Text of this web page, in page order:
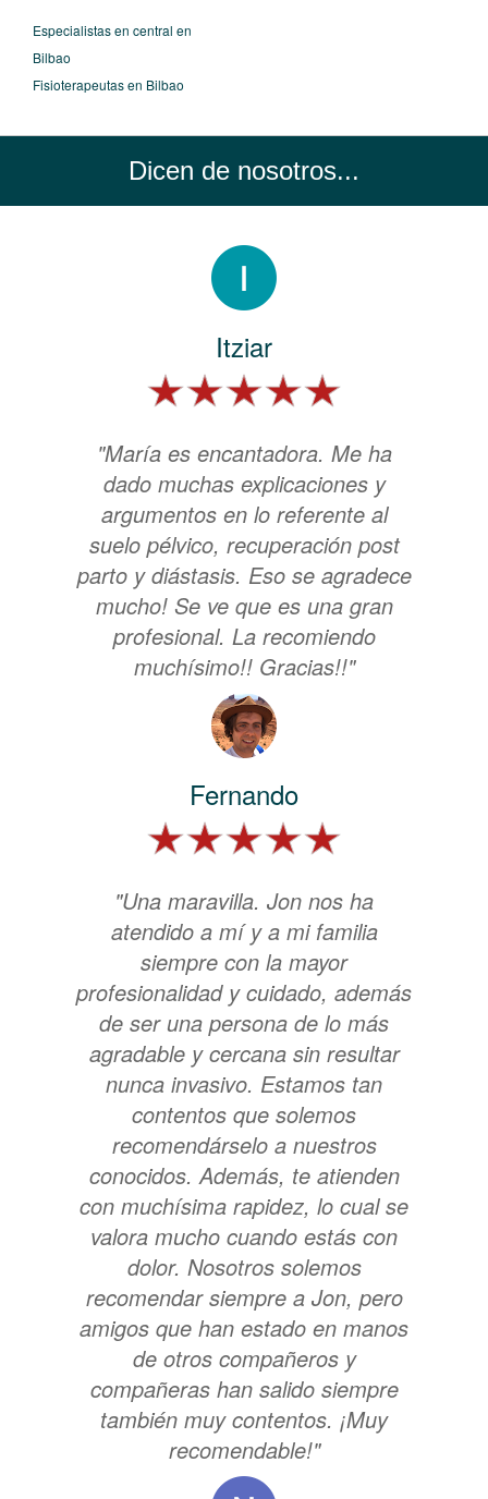
Especialistas en central en
Bilbao
Fisioterapeutas en Bilbao
Dicen de nosotros...
Itziar
"María es encantadora. Me ha
dado muchas explicaciones y
argumentos en lo referente al
suelo pélvico, recuperación post
parto y diástasis. Eso se agradece
mucho! Se ve que es una gran
profesional. La recomiendo
muchísimo!! Gracias!!"
Fernando
"Una maravilla. Jon nos ha
atendido a mí y a mi familia
siempre con la mayor
profesionalidad y cuidado, además
de ser una persona de lo más
agradable y cercana sin resultar
nunca invasivo. Estamos tan
contentos que solemos
recomendárselo a nuestros
conocidos. Además, te atienden
con muchísima rapidez, lo cual se
valora mucho cuando estás con
dolor. Nosotros solemos
recomendar siempre a Jon, pero
amigos que han estado en manos
de otros compañeros y
compañeras han salido siempre
también muy contentos. ¡Muy
recomendable!"